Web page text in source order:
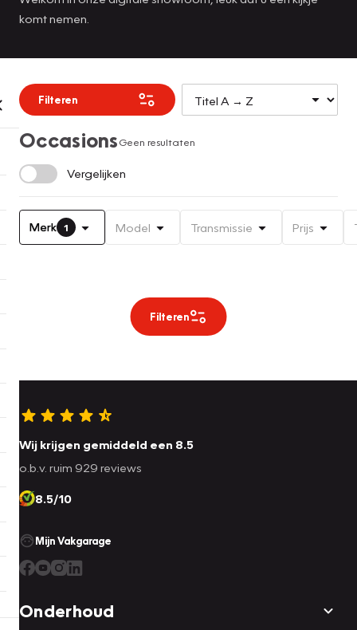
komt nemen.
Filteren
OccasionsGeen resultaten
Vergelijken
Merk 1 Model Transmissie Prijs
Filteren
Wij krijgen gemiddeld een 8.5
o.b.v. ruim 929 reviews
8.5/10
Mijn Vakgarage
Onderhoud